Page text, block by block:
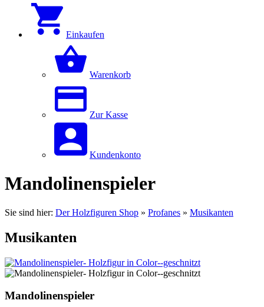
Einkaufen
Warenkorb
Zur Kasse
Kundenkonto
Mandolinenspieler
Sie sind hier: Der Holzfiguren Shop » Profanes » Musikanten
Musikanten
Mandolinenspieler